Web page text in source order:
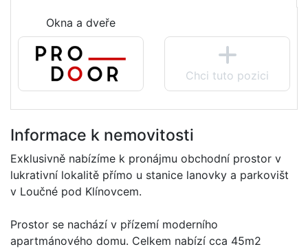
Okna a dveře
Chci tuto pozici
Informace k nemovitosti
Exklusivně nabízíme k pronájmu obchodní prostor v
lukrativní lokalitě přímo u stanice lanovky a parkovišt
v Loučné pod Klínovcem.
Prostor se nachází v přízemí moderního
apartmánového domu. Celkem nabízí cca 45m2